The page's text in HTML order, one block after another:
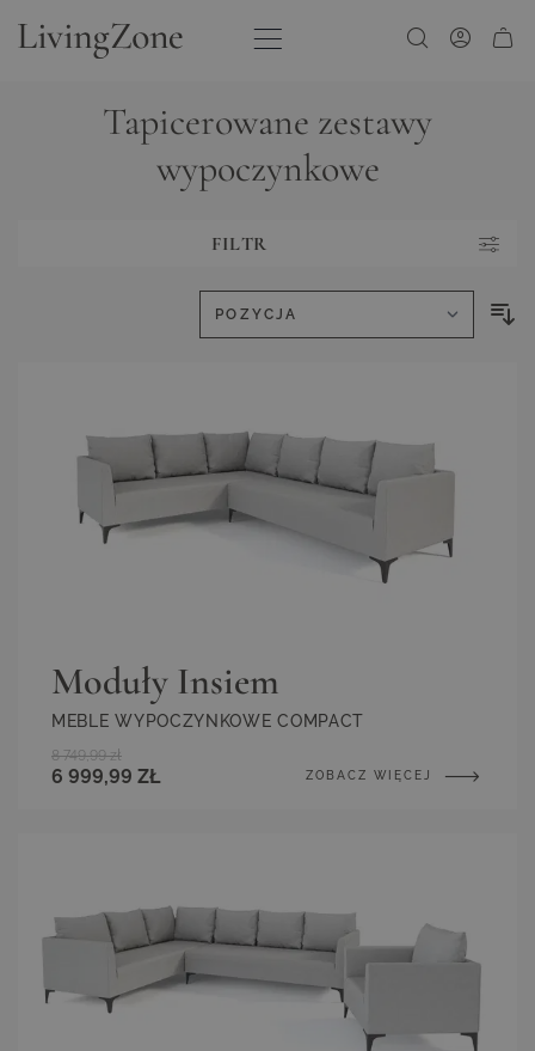
Tapicerowane zestawy
wypoczynkowe
FILTR
Moduły Insiem
MEBLE WYPOCZYNKOWE COMPACT
6 999,99 ZŁ
8 749,99 zł
ZOBACZ WIĘCEJ